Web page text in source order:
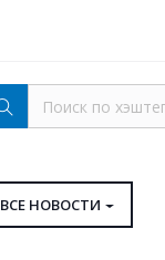
ВСЕ НОВОСТИ